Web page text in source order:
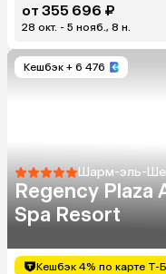
от 355 696 ₽
28 окт. - 5 нояб., 8 н.
Кешбэк + 6 476
Шарм-эль-
Regency Plaza
Spa Resort
Кешбэк 4% по карте Т-